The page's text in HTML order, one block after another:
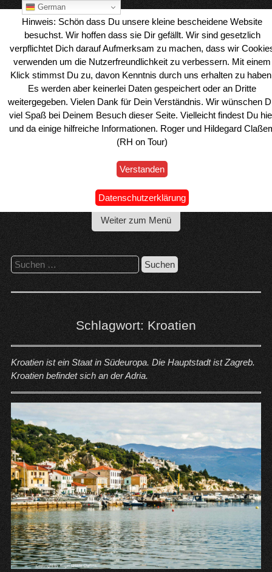
content
Wohnmobil Reiseblog Roger & Hilde
Weiter zum Menü
Suchen
nach:
Schlagwort: Kroatien
Kroatien ist ein Staat in Südeuropa. Die Hauptstadt ist Zagreb.
Kroatien befindet sich an der Adria.
Hinweis: Schön dass Du unsere kleine bescheidene Website
besuchst. Wir hoffen dass sie Dir gefällt. Wir sind gesetzlich
verpflichtet Dich darauf Aufmerksam zu machen, dass wir
verwenden um die Nutzerfreundlichkeit zu verbessern. Mit einem
Klick stimmst Du zu, davon Kenntnis durch uns erhalten zu
Es werden aber keinerlei Daten gespeichert oder an Dritte
weitergegeben. Vielen Dank für Dein Verständnis. Wir wünschen
viel Spaß bei Deinem Besuch dieser Seite. Vielleicht findest Du
und da einige hilfreiche Informationen. Roger und Hildegard
(RH on Tour)
Verstanden
Datenschutzerklärung
German